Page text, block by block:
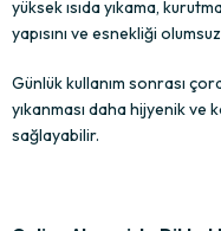
yüksek ısıda yıkama,
yapısını ve esnekliği
Günlük kullanım sonrası
yıkanması daha hijyenik ve
sağlayabilir.